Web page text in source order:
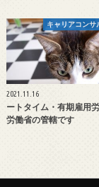
キャリアコンサ
2021.11.16
ートタイム・有期雇用
労働省の管轄です